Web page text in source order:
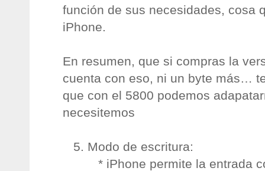
función de sus necesidades, cosa
iPhone.
En resumen, que si compras la
cuenta con eso, ni un byte más…
que con el 5800 podemos
necesitemos
5. Modo de escritura:
* iPhone permite la entrada